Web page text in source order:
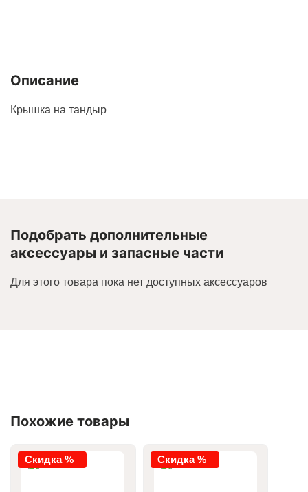
Описание
Крышка на тандыр
Подобрать дополнительные
аксессуары и запасные части
Для этого товара пока нет доступных аксессуаров
Похожие товары
Скидка % Скидка %